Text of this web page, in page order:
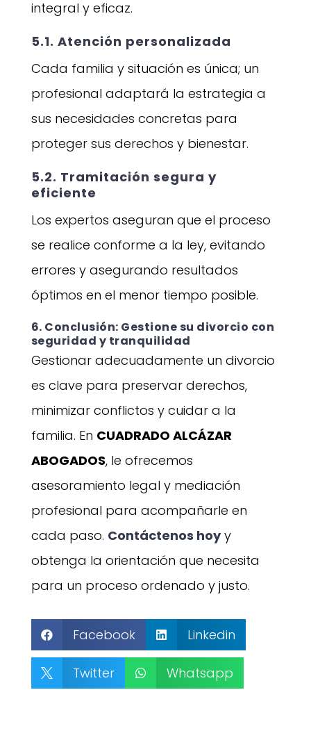
integral y eficaz.
5.1. Atención personalizada
Cada familia y situación es única; un
profesional adaptará la estrategia a
sus necesidades concretas para
proteger sus derechos y bienestar.
5.2. Tramitación segura y
eficiente
Los expertos aseguran que el proceso
se realice conforme a la ley, evitando
errores y asegurando resultados
óptimos en el menor tiempo posible.
6. Conclusión: Gestione su divorcio con
seguridad y tranquilidad
Gestionar adecuadamente un divorcio
es clave para preservar derechos,
minimizar conflictos y cuidar a la
familia. En CUADRADO ALCÁZAR
ABOGADOS, le ofrecemos
asesoramiento legal y mediación
profesional para acompañarle en
cada paso. Contáctenos hoyy
obtenga la orientación que necesita
para un proceso ordenado y justo.
 Facebook  Linkedin
 Twitter  Whatsapp